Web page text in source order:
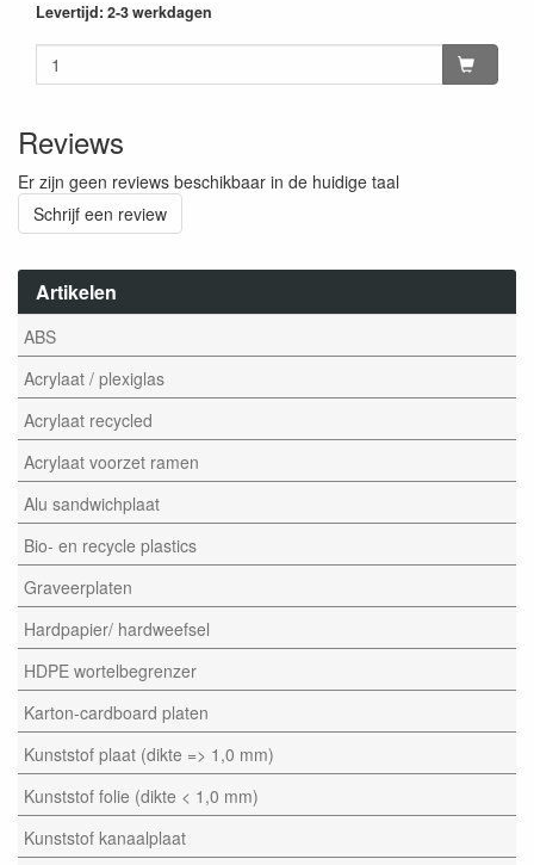
Artikelen
ABS
Acrylaat / plexiglas
Acrylaat recycled
Acrylaat voorzet ramen
Alu sandwichplaat
Bio- en recycle plastics
Graveerplaten
Hardpapier/ hardweefsel
HDPE wortelbegrenzer
Karton-cardboard platen
Kunststof plaat (dikte => 1,0 mm)
Kunststof folie (dikte < 1,0 mm)
Kunststof kanaalplaat
Levertijd: 2-3 werkdagen
Reviews
Er zijn geen reviews beschikbaar in de huidige taal
Schrijf een review